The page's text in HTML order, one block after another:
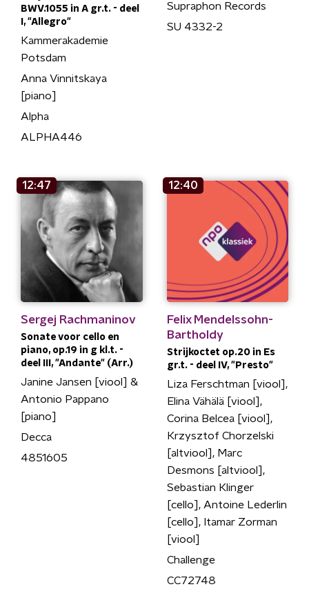
BWV.1055 in A gr.t. - deel
I, "Allegro"
Kammerakademie
Potsdam
Anna Vinnitskaya
[piano]
Alpha
ALPHA446
Supraphon Records
SU 4332-2
12:47
Sergej Rachmaninov
Sonate voor cello en
piano, op.19 in g kl.t. -
deel III, "Andante" (Arr.)
Janine Jansen [viool] &
Antonio Pappano
[piano]
Decca
4851605
12:40
Felix Mendelssohn-
Bartholdy
Strijkoctet op.20 in Es
gr.t. - deel IV, "Presto"
Liza Ferschtman [viool],
Elina Vähälä [viool],
Corina Belcea [viool],
Krzysztof Chorzelski
[altviool], Marc
Desmons [altviool],
Sebastian Klinger
[cello], Antoine Lederlin
[cello], Itamar Zorman
[viool]
Challenge
CC72748